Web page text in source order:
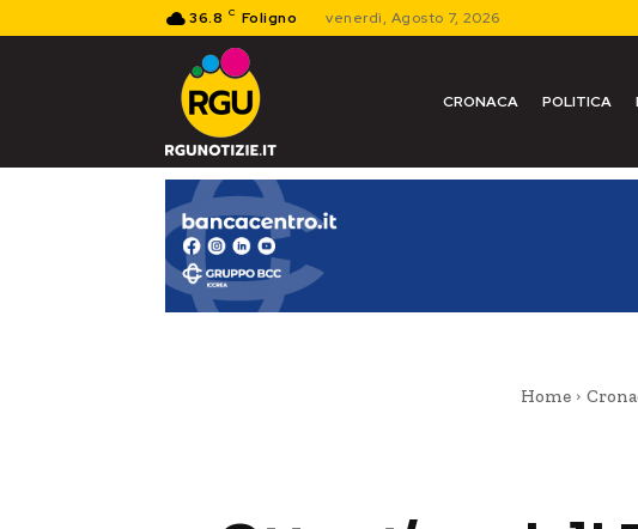
36.8 C Foligno venerdì, Agosto 7, 2026
CRONACA POLITICA
Home